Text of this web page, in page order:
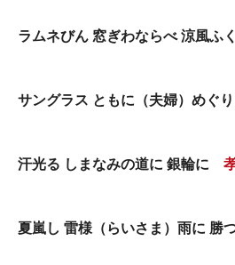
ラムネびん 窓ぎわならべ 涼風ふ
サングラス ともに（夫婦）めぐ
汗光る しまなみの道に 銀輪に
夏嵐し 雷様（らいさま）雨に 勝